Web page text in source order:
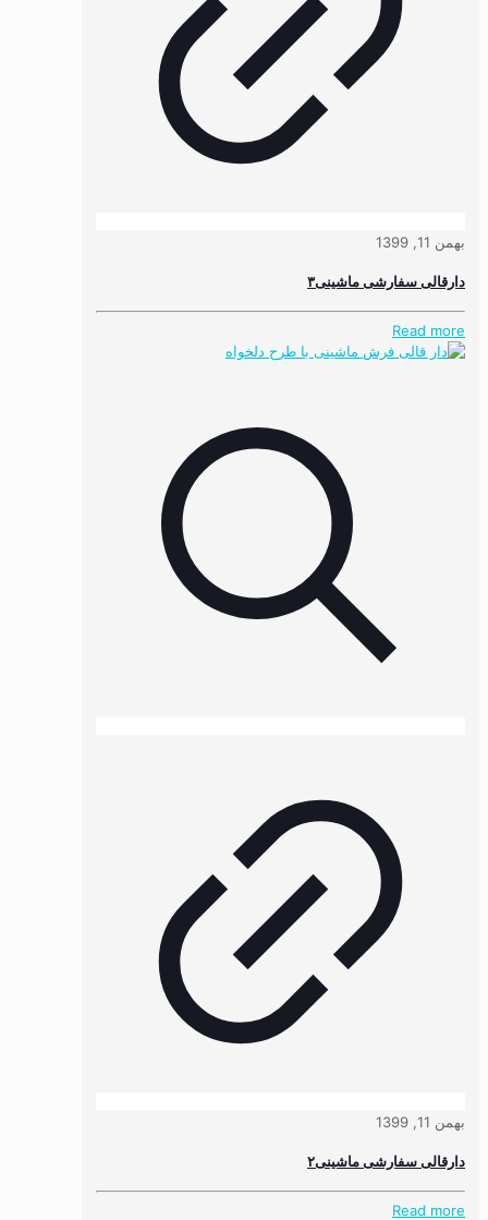
بهمن 11, 1399
دارقالی سفارشی ماشینی۳
Read more
بهمن 11, 1399
دارقالی سفارشی ماشینی۲
Read more